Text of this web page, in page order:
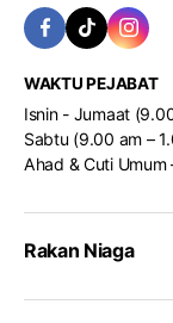
WAKTU PEJABAT
Isnin - Jumaat
Sabtu (9.00 am –
Ahad & Cuti Umum
Rakan Niaga